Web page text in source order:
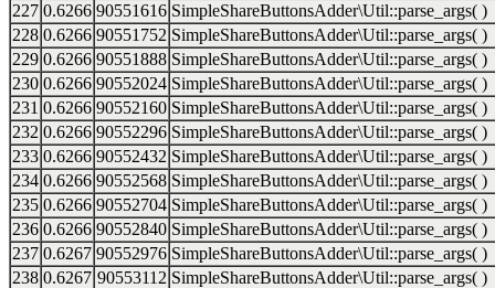
227 0.6266 90551616 SimpleShareButtonsAdder\Util::parse_args( )
228 0.6266 90551752 SimpleShareButtonsAdder\Util::parse_args( )
229 0.6266 90551888 SimpleShareButtonsAdder\Util::parse_args( )
230 0.6266 90552024 SimpleShareButtonsAdder\Util::parse_args( )
231 0.6266 90552160 SimpleShareButtonsAdder\Util::parse_args( )
232 0.6266 90552296 SimpleShareButtonsAdder\Util::parse_args( )
233 0.6266 90552432 SimpleShareButtonsAdder\Util::parse_args( )
234 0.6266 90552568 SimpleShareButtonsAdder\Util::parse_args( )
235 0.6266 90552704 SimpleShareButtonsAdder\Util::parse_args( )
236 0.6266 90552840 SimpleShareButtonsAdder\Util::parse_args( )
237 0.6267 90552976 SimpleShareButtonsAdder\Util::parse_args( )
238 0.6267 90553112 SimpleShareButtonsAdder\Util::parse_args( )